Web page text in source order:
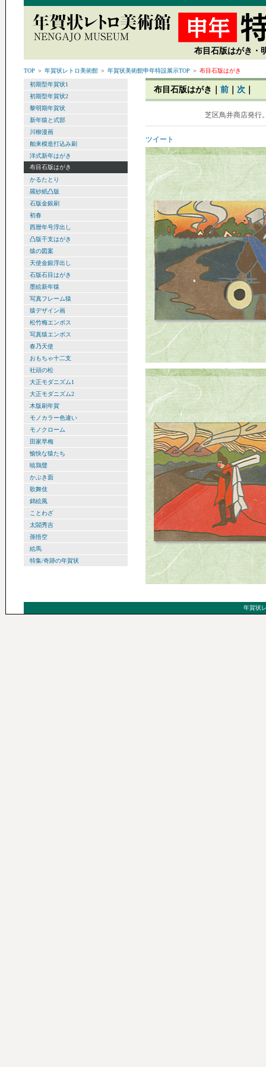
布目石版はがき・
TOP ＞ 年賀状レトロ美術館 ＞ 年賀状美術館申年特設展示TOP ＞ 布目石版はがき
布目石版はがき｜ 前 次
芝区鳥井商店発行
ツイート
初期型年賀状1
初期型年賀状2
黎明期年賀状
新年猿と式部
川柳漫画
舶来模造打込み刷
洋式新年はがき
布目石版はがき
かるたとり
羅紗紙凸版
石版金銀刷
初春
西暦年号浮出し
凸版干支はがき
猿の図案
天使金銀浮出し
石版石目はがき
墨絵新年猿
写真フレーム猿
猿デザイン画
松竹梅エンボス
写真猿エンボス
春乃天使
おもちゃ十二支
社頭の松
大正モダニズム1
大正モダニズム2
木版刷年賀
モノカラー色違い
モノクローム
田家早梅
愉快な猿たち
暁鶏聲
かぶき面
歌舞伎
錦絵風
ことわざ
太閤秀吉
孫悟空
絵馬
特集/奇跡の年賀状
年賀状